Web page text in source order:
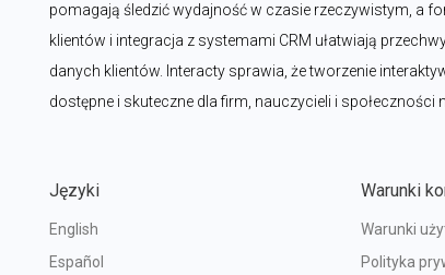
pomagają śledzić wydajność w czasie rzeczywistym, a
klientów i integracja z systemami CRM ułatwiają
danych klientów. Interacty sprawia, że tworzenie
dostępne i skuteczne dla firm, nauczycieli i społeczności
Języki
English
Español
Warunki
Warunki
Polityka